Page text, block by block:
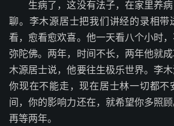
生病了，这没有法子，在家里养病
聊。李木源居士把我们讲经的录相带
看，愈看愈欢喜。他一天看八个小时
弥陀佛。两年，时间不长，两年他就
木源居士说，他要往生极乐世界。李木
你现在不能走，现在居士林一切都不
间，你的影响力还在，就希望你多照
再等两年。